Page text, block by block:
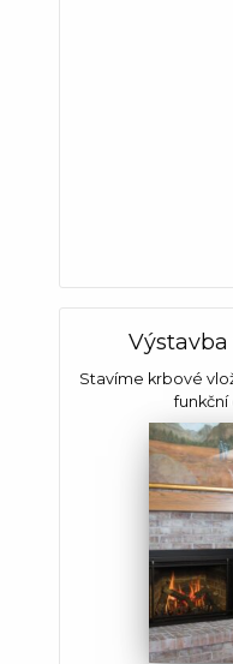
Stavíme krbové
funkční